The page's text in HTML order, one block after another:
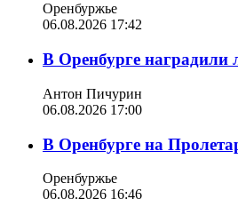
Оренбуржье
06.08.2026 17:42
В Оренбурге наградили
Антон Пичурин
06.08.2026 17:00
В Оренбурге на
Оренбуржье
06.08.2026 16:46